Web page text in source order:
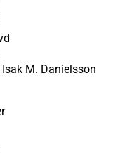
M. Danielsson